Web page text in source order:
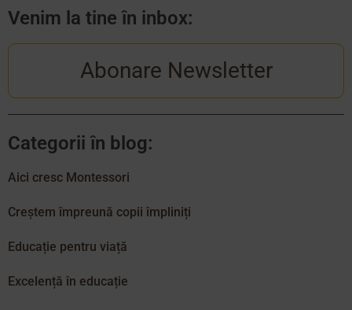
Venim la tine în inbox:
Abonare Newsletter
Categorii în blog:
Aici cresc Montessori
Creștem împreună copii împliniți
Educație pentru viață
Excelență în educație